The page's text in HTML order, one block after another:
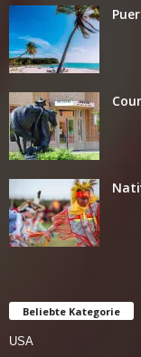
Beliebte Kategorie
USA